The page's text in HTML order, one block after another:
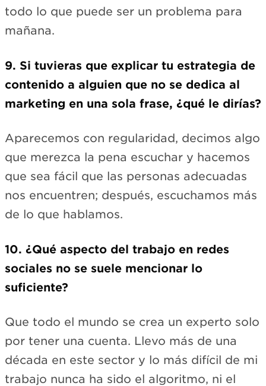
todo lo que puede ser un problema para
mañana.
9. Si tuvieras que explicar tu estrategia de
contenido a alguien que no se dedica al
marketing en una sola frase, ¿qué le dirías?
Aparecemos con regularidad, decimos algo
que merezca la pena escuchar y hacemos
que sea fácil que las personas adecuadas
nos encuentren; después, escuchamos más
de lo que hablamos.
10. ¿Qué aspecto del trabajo en redes
sociales no se suele mencionar lo
suficiente?
Que todo el mundo se crea un experto solo
por tener una cuenta. Llevo más de una
década en este sector y lo más difícil de mi
trabajo nunca ha sido el algoritmo, ni el